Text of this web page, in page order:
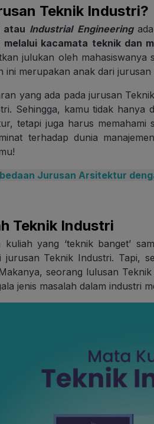
Teknik Industri?
atau Industrial Engineering
kacamata teknik dan
julukan oleh mahasiswanya
ini merupakan anak dari jurusan
yang ada pada jurusan
Sehingga, kamu tidak hanya
tetapi juga harus memahami
terhadap dunia
Jurusan Arsitektur
Teknik Industri
yang ‘teknik banget’
jurusan Teknik Industri. Tapi,
seorang lulusan
jenis masalah dalam industri